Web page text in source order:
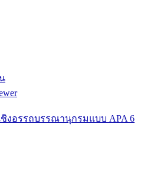
ชิงอรรถบรรณานุกรมแบบ APA 6